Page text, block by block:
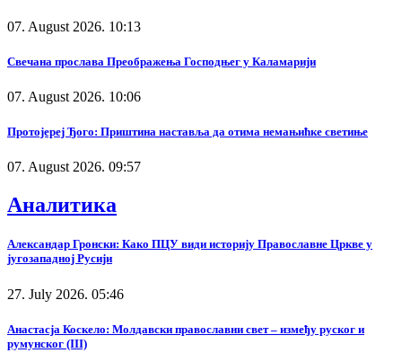
07. August 2026. 10:13
Свечана прослава Преображења Господњег у Каламарији
07. August 2026. 10:06
Протојереј Ђого: Приштина наставља да отима немањићке светиње
07. August 2026. 09:57
Аналитика
Александар Гронски: Како ПЦУ види историју Православне Цркве у
југозападној Русији
27. July 2026. 05:46
Анастасја Коскело: Молдавски православни свет – између руског и
румунског (III)